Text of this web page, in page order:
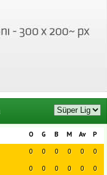
P
Av
M
B
G
O
0
0
0
0
0
0
0
0
0
0
0
0